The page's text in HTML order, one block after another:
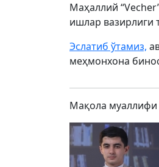
Маҳаллий
ишлар вазирлиги
Эслатиб ўтамиз,
меҳмонхона
Мақола муаллифи